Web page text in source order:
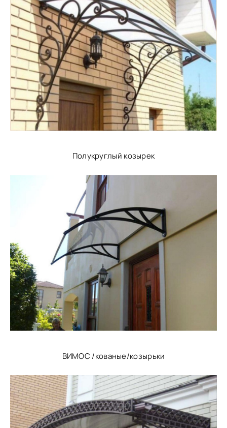
Полукруглый козырек
ВИМОС /кованые/козырьки